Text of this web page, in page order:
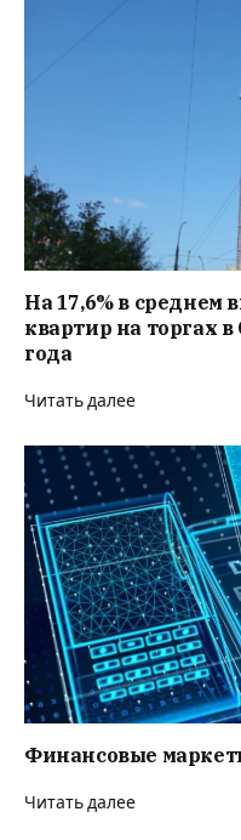
На 17,6% в среднем
квартир на торгах
года
Читать далее
Финансовые
Читать далее